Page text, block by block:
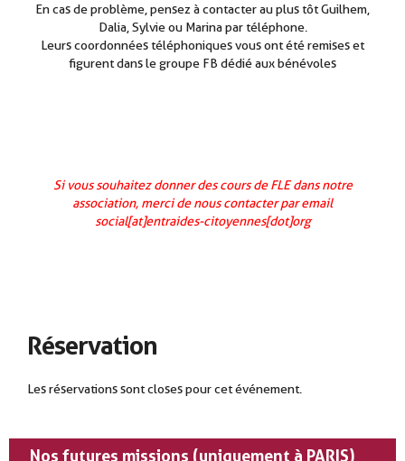
En cas de problème, pensez à contacter au plus tôt Guilhem,
Dalia, Sylvie ou Marina par téléphone.
Leurs coordonnées téléphoniques vous ont été remises et
figurent dans le groupe FB dédié aux bénévoles
Si vous souhaitez donner des cours de FLE dans notre
association, merci de nous contacter par email
social[at]entraides-citoyennes[dot]org
Réservation
Les réservations sont closes pour cet événement.
Nos futures missions (uniquement à PARIS)